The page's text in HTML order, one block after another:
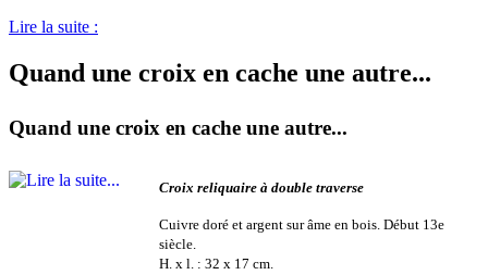
Lire la suite :
Quand une croix en cache une autre...
Quand une croix en cache une autre...
Croix reliquaire à double traverse
Cuivre doré et argent sur âme en bois. Début 13e
siècle.
H. x l. : 32 x 17 cm.